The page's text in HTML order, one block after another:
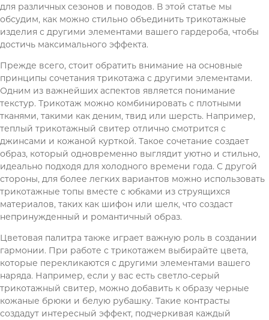
для различных сезонов и поводов. В этой статье мы
обсудим, как можно стильно объединить трикотажные
изделия с другими элементами вашего гардероба, чтобы
достичь максимального эффекта.
Прежде всего, стоит обратить внимание на основные
принципы сочетания трикотажа с другими элементами.
Одним из важнейших аспектов является понимание
текстур. Трикотаж можно комбинировать с плотными
тканями, такими как деним, твид или шерсть. Например,
теплый трикотажный свитер отлично смотрится с
джинсами и кожаной курткой. Такое сочетание создает
образ, который одновременно выглядит уютно и стильно,
идеально подходя для холодного времени года. С другой
стороны, для более легких вариантов можно использовать
трикотажные топы вместе с юбками из струящихся
материалов, таких как шифон или шелк, что создаст
непринужденный и романтичный образ.
Цветовая палитра также играет важную роль в создании
гармонии. При работе с трикотажем выбирайте цвета,
которые перекликаются с другими элементами вашего
наряда. Например, если у вас есть светло-серый
трикотажный свитер, можно добавить к образу черные
кожаные брюки и белую рубашку. Такие контрасты
создадут интересный эффект, подчеркивая каждый